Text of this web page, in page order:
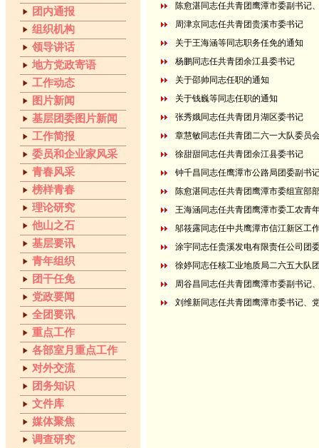
团内通报
组织机构
领导讲话
地方党政寄语
工作动态
图片新闻
基层团委图片新闻
工作简报
委员和企业家风采
青春风采
榜样青春
理论研究
他山之石
基层要讯
青年组织
团干任免
党政要闻
全团要讯
重点工作
各部室月重点工作
对外交流
团务知识
文件库
媒体聚焦
调查研究
陈愈湛同志任共青团鹰潭市委副书记
周津京同志任共青团贵溪市委书记
关于王海涵等同志职务任免的通知
杨鹏同志任共青团余江县委书记
关于邵帅同志任职的通知
关于钱巍等同志任职的通知
张秀娥同志任共青团月湖区委书记
章慧敏同志任共青团二六一大队委员
徐甜甜同志任共青团余江县委书记
钟千昌同志任鹰潭市公路局团委副书
陈愈湛同志任共青团鹰潭市委组宣部
王海涵同志任共青团鹰潭市委工农青
邬筱露同志任中共鹰潭市信江新区工
涂宇同志任贵溪发电有限责任公司团
徐婷同志任核工业地质局二六五大队
周谷昌同志任共青团鹰潭市委副书记
刘维新同志任共青团鹰潭市委书记、